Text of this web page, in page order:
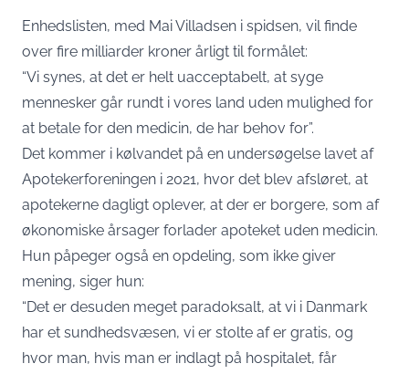
Enhedslisten, med Mai Villadsen i spidsen, vil finde
over fire milliarder kroner årligt til formålet:
“Vi synes, at det er helt uacceptabelt, at syge
mennesker går rundt i vores land uden mulighed for
at betale for den medicin, de har behov for”.
Det kommer i kølvandet på en undersøgelse lavet af
Apotekerforeningen i 2021, hvor det blev afsløret, at
apotekerne dagligt oplever, at der er borgere, som af
økonomiske årsager forlader apoteket uden medicin.
Hun påpeger også en opdeling, som ikke giver
mening, siger hun:
“Det er desuden meget paradoksalt, at vi i Danmark
har et sundhedsvæsen, vi er stolte af er gratis, og
hvor man, hvis man er indlagt på hospitalet, får